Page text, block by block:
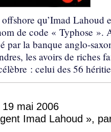
qu’Imad Lahoud
de code « Typhose ».
par la banque anglo-
les avoirs de riches
: celui des 56
mai 2006
Imad Lahoud »,